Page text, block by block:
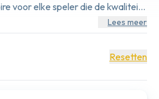
voor elke speler die de kwaliteit
Lees meer
Resetten